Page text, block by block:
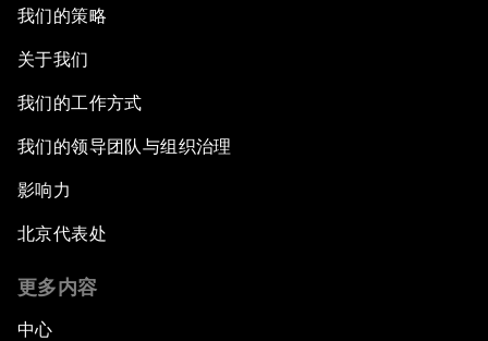
我们的策略
关于我们
我们的工作方式
我们的领导团队与组织治理
影响力
北京代表处
更多内容
中心